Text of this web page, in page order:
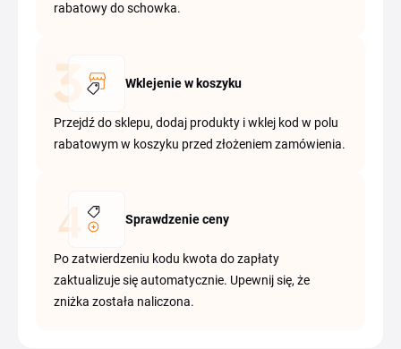
rabatowy do schowka.
Wklejenie w koszyku
Przejdź do sklepu, dodaj produkty i wklej kod w polu
rabatowym w koszyku przed złożeniem zamówienia.
Sprawdzenie ceny
Po zatwierdzeniu kodu kwota do zapłaty
zaktualizuje się automatycznie. Upewnij się, że
zniżka została naliczona.